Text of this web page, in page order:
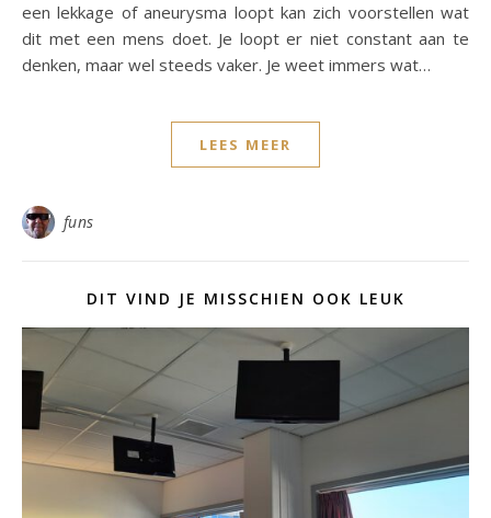
een lekkage of aneurysma loopt kan zich voorstellen wat
dit met een mens doet. Je loopt er niet constant aan te
denken, maar wel steeds vaker. Je weet immers wat…
LEES MEER
funs
DIT VIND JE MISSCHIEN OOK LEUK